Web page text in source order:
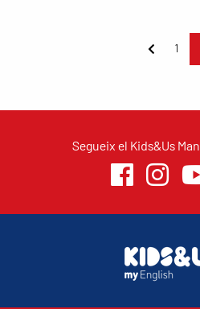
1
Segueix el Kids&Us